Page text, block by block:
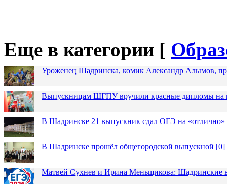
Еще в категории [
Уроженец Шадринска, комик Александр Алымов,
Выпускницам ШГПУ вручили красные дипломы на
В Шадринске 21 выпускник сдал ОГЭ на «отлично»
В Шадринске прошёл общегородской выпускной [0]
Матвей Сухнев и Ирина Меньщикова: Шадринские